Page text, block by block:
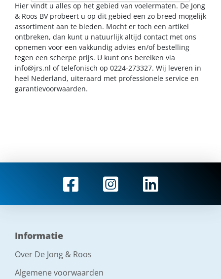
Hier vindt u alles op het gebied van voelermaten. De Jong
& Roos BV probeert u op dit gebied een zo breed mogelijk
assortiment aan te bieden. Mocht er toch een artikel
ontbreken, dan kunt u natuurlijk altijd contact met ons
opnemen voor een vakkundig advies en/of bestelling
tegen een scherpe prijs. U kunt ons bereiken via
info@jrs.nl of telefonisch op 0224-273327. Wij leveren in
heel Nederland, uiteraard met professionele service en
garantievoorwaarden.
Informatie
Over De Jong & Roos
Algemene voorwaarden